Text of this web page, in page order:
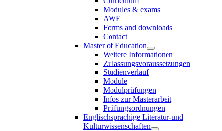
Modules & exams
AWE
Forms and downloads
Contact
Master of Education
Weitere Informationen
Zulassungsvoraussetzungen
Studienverlauf
Module
Modulprüfungen
Infos zur Masterarbeit
Prüfungsordnungen
Englischsprachige Literatur-und
Kulturwissenschaften